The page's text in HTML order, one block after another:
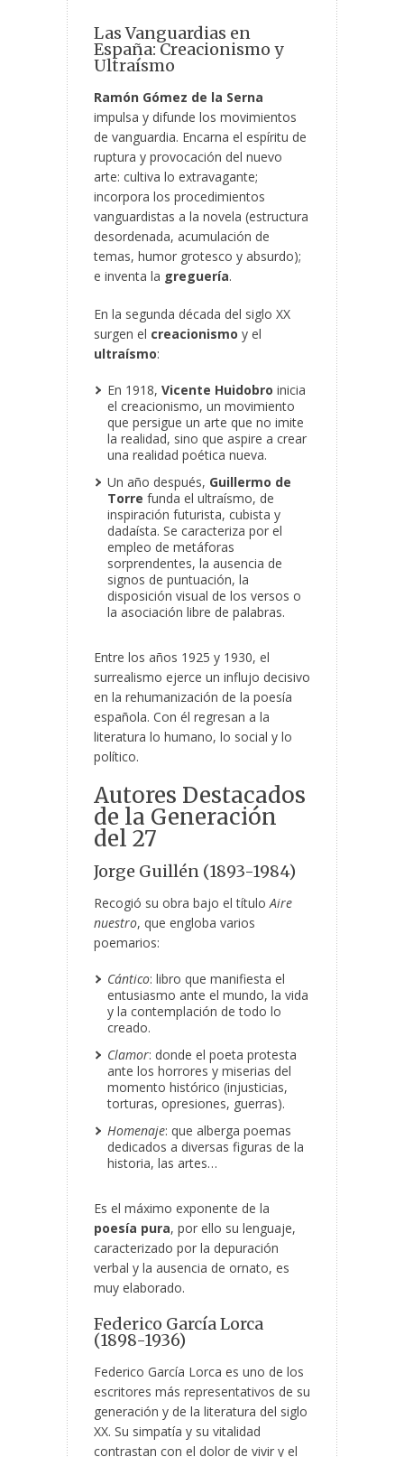
Las Vanguardias en
España: Creacionismo y
Ultraísmo
Ramón Gómez de la Serna
impulsa y difunde los movimientos
de vanguardia. Encarna el espíritu de
ruptura y provocación del nuevo
arte: cultiva lo extravagante;
incorpora los procedimientos
vanguardistas a la novela (estructura
desordenada, acumulación de
temas, humor grotesco y absurdo);
e inventa la greguería.
En la segunda década del siglo XX
surgen el creacionismo y el
ultraísmo:
En 1918, Vicente Huidobro inicia
el creacionismo, un movimiento
que persigue un arte que no imite
la realidad, sino que aspire a crear
una realidad poética nueva.
Un año después, Guillermo de
Torre funda el ultraísmo, de
inspiración futurista, cubista y
dadaísta. Se caracteriza por el
empleo de metáforas
sorprendentes, la ausencia de
signos de puntuación, la
disposición visual de los versos o
la asociación libre de palabras.
Entre los años 1925 y 1930, el
surrealismo ejerce un influjo decisivo
en la rehumanización de la poesía
española. Con él regresan a la
literatura lo humano, lo social y lo
político.
Autores Destacados
de la Generación
del 27
Jorge Guillén (1893-1984)
Recogió su obra bajo el títuloAire
nuestro, que engloba varios
poemarios:
Cántico: libro que manifiesta el
entusiasmo ante el mundo, la vida
y la contemplación de todo lo
creado.
Clamor: donde el poeta protesta
ante los horrores y miserias del
momento histórico (injusticias,
torturas, opresiones, guerras).
Homenaje: que alberga poemas
dedicados a diversas figuras de la
historia, las artes…
Es el máximo exponente de la
poesía pura, por ello su lenguaje,
caracterizado por la depuración
verbal y la ausencia de ornato, es
muy elaborado.
Federico García Lorca
(1898-1936)
Federico García Lorca es uno de los
escritores más representativos de su
generación y de la literatura del siglo
XX. Su simpatía y su vitalidad
contrastan con el dolor de vivir y el